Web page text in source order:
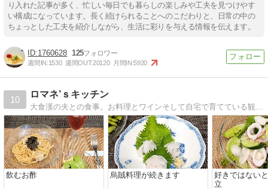
り入れた記事が多く、忙しい毎日でも暮らしの楽しみや工夫を見つけやす
い構成になっています。長く続けられることへのこだわりと、日常の中の
ちょっとした工夫を紹介しながら、生活に彩りを与える情報を伝えます。
1760628 125
週間IN:1530 週間OUT:20120 月間IN:5920
10
ロマネ’ｓキッチン
飲むお酢 烏賊料理が続きます
好きではない
立